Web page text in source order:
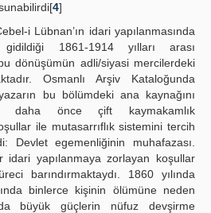
4]
i Lübnan’ın idari yapılanmasında
1861-1914 yılları arası
dönüşümün adli/siyasi mercilerdeki
Osmanlı Arşiv Kataloğunda
bu bölümdeki ana kaynağını
daha önce çift kaymakamlık
ile mutasarrıflık sistemini tercih
Devlet egemenliğinin muhafazası.
yapılanmaya zorlayan koşullar
barındırmaktaydı. 1860 yılında
binlerce kişinin ölümüne neden
büyük güçlerin nüfuz devşirme